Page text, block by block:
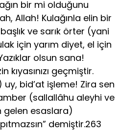
bir mi olduğunu
Allah! Kulağınla elin bir
ve sarık örter (yani
için yarım diyet, el için
olsun sana!
kıyasınızı geçmiştir.
bid’at işleme! Zira sen
(sallallâhu aleyhi ve
gelen esaslara)
demiştir.263